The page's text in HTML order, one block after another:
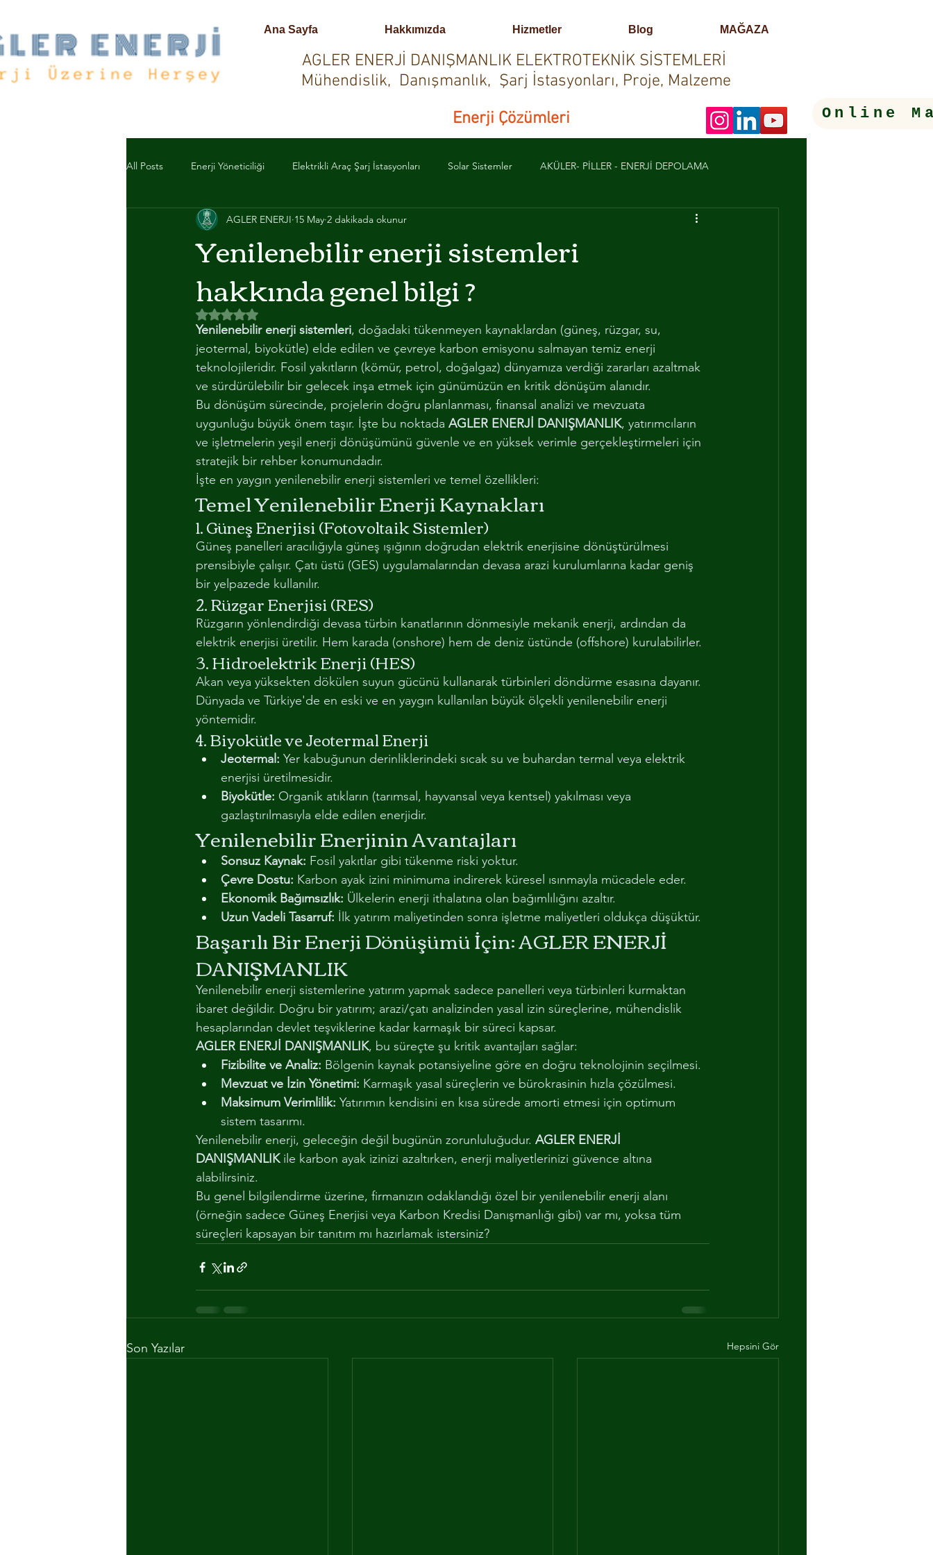
Ana Sayfa Hakkımızda Hizmetler Blog MAĞAZA
AGLER ENERJİ DANIŞMANLIK ELEKTROTEKNİK SİSTEMLERİ
Mühendislik, Danışmanlık, Şarj İstasyonları, Proje, Malzeme
Enerji Çözümleri
Online
All Posts Enerji Yöneticiliği Elektrikli Araç Şarj İstasyonları Solar Sistemler AKÜLER- PİLLER - ENERJİ DEPOLAMA
ELEKTRİK MALZEME ACİL DURUM AYDINLATMA-YÖNLENDİRME
AYDINLATMA ALUMINYUM MODUL VE KANALLAR ELEKTRİK MEKANİK PROJELENDİRME
Yenilenebilir enerji sistemleri
hakkında genel bilgi ?
AGLER ENERJI 15 May 2 dakikada okunur
5 üzerinden NaN yıldız
Yenilenebilir enerji sistemleri, doğadaki tükenmeyen kaynaklardan (güneş, rüzgar, su,
jeotermal, biyokütle) elde edilen ve çevreye karbon emisyonu salmayan temiz enerji
teknolojileridir. Fosil yakıtların (kömür, petrol, doğalgaz) dünyamıza verdiği zararları azaltmak
ve sürdürülebilir bir gelecek inşa etmek için günümüzün en kritik dönüşüm alanıdır.
Bu dönüşüm sürecinde, projelerin doğru planlanması, finansal analizi ve mevzuata
uygunluğu büyük önem taşır. İşte bu noktada AGLER ENERJİ DANIŞMANLIK, yatırımcıların
ve işletmelerin yeşil enerji dönüşümünü güvenle ve en yüksek verimle gerçekleştirmeleri için
stratejik bir rehber konumundadır.
İşte en yaygın yenilenebilir enerji sistemleri ve temel özellikleri:
Temel Yenilenebilir Enerji Kaynakları
1. Güneş Enerjisi (Fotovoltaik Sistemler)
Güneş panelleri aracılığıyla güneş ışığının doğrudan elektrik enerjisine dönüştürülmesi
prensibiyle çalışır. Çatı üstü (GES) uygulamalarından devasa arazi kurulumlarına kadar geniş
bir yelpazede kullanılır.
2. Rüzgar Enerjisi (RES)
Rüzgarın yönlendirdiği devasa türbin kanatlarının dönmesiyle mekanik enerji, ardından da
elektrik enerjisi üretilir. Hem karada (onshore) hem de deniz üstünde (offshore) kurulabilirler.
3. Hidroelektrik Enerji (HES)
Akan veya yüksekten dökülen suyun gücünü kullanarak türbinleri döndürme esasına dayanır.
Dünyada ve Türkiye'de en eski ve en yaygın kullanılan büyük ölçekli yenilenebilir enerji
yöntemidir.
4. Biyokütle ve Jeotermal Enerji
Jeotermal: Yer kabuğunun derinliklerindeki sıcak su ve buhardan termal veya elektrik
enerjisi üretilmesidir.
Biyokütle: Organik atıkların (tarımsal, hayvansal veya kentsel) yakılması veya
gazlaştırılmasıyla elde edilen enerjidir.
Yenilenebilir Enerjinin Avantajları
Sonsuz Kaynak: Fosil yakıtlar gibi tükenme riski yoktur.
Çevre Dostu: Karbon ayak izini minimuma indirerek küresel ısınmayla mücadele eder.
Ekonomik Bağımsızlık: Ülkelerin enerji ithalatına olan bağımlılığını azaltır.
Uzun Vadeli Tasarruf: İlk yatırım maliyetinden sonra işletme maliyetleri oldukça düşüktür.
Başarılı Bir Enerji Dönüşümü İçin: AGLER ENERJİ
DANIŞMANLIK
Yenilenebilir enerji sistemlerine yatırım yapmak sadece panelleri veya türbinleri kurmaktan
ibaret değildir. Doğru bir yatırım; arazi/çatı analizinden yasal izin süreçlerine, mühendislik
hesaplarından devlet teşviklerine kadar karmaşık bir süreci kapsar.
AGLER ENERJİ DANIŞMANLIK, bu süreçte şu kritik avantajları sağlar:
Fizibilite ve Analiz: Bölgenin kaynak potansiyeline göre en doğru teknolojinin seçilmesi.
Mevzuat ve İzin Yönetimi: Karmaşık yasal süreçlerin ve bürokrasinin hızla çözülmesi.
Maksimum Verimlilik: Yatırımın kendisini en kısa sürede amorti etmesi için optimum
sistem tasarımı.
Yenilenebilir enerji, geleceğin değil bugünün zorunluluğudur. AGLER ENERJİ
DANIŞMANLIK ile karbon ayak izinizi azaltırken, enerji maliyetlerinizi güvence altına
alabilirsiniz.
Bu genel bilgilendirme üzerine, firmanızın odaklandığı özel bir yenilenebilir enerji alanı
(örneğin sadece Güneş Enerjisi veya Karbon Kredisi Danışmanlığı gibi) var mı, yoksa tüm
süreçleri kapsayan bir tanıtım mı hazırlamak istersiniz?
Son Yazılar Hepsini Gör